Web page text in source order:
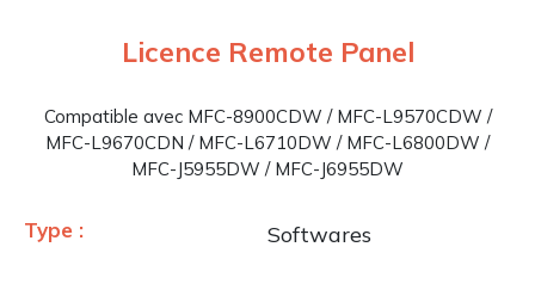
Licence Remote Panel
Compatible avec MFC-8900CDW / MFC-L9570CDW /
MFC-L9670CDN / MFC-L6710DW / MFC-L6800DW /
MFC-J5955DW / MFC-J6955DW
Type : Softwares